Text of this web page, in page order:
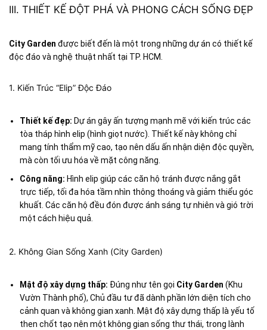
III. THIẾT KẾ ĐỘT PHÁ VÀ PHONG CÁCH SỐNG ĐẸP
City Garden được biết đến là một trong những dự án có thiết kế
độc đáo và nghệ thuật nhất tại TP. HCM.
1. Kiến Trúc “Elip” Độc Đáo
Thiết kế đẹp: Dự án gây ấn tượng mạnh mẽ với kiến trúc các
tòa tháp hình elip (hình giọt nước). Thiết kế này không chỉ
mang tính thẩm mỹ cao, tạo nên dấu ấn nhận diện độc quyền,
mà còn tối ưu hóa về mặt công năng.
Công năng: Hình elip giúp các căn hộ tránh được nắng gắt
trực tiếp, tối đa hóa tầm nhìn thông thoáng và giảm thiểu góc
khuất. Các căn hộ đều đón được ánh sáng tự nhiên và gió trời
một cách hiệu quả.
2. Không Gian Sống Xanh (City Garden)
Mật độ xây dựng thấp: Đúng như tên gọi City Garden (Khu
Vườn Thành phố), Chủ đầu tư đã dành phần lớn diện tích cho
cảnh quan và không gian xanh. Mật độ xây dựng thấp là yếu tố
then chốt tạo nên một không gian sống thư thái, trong lành